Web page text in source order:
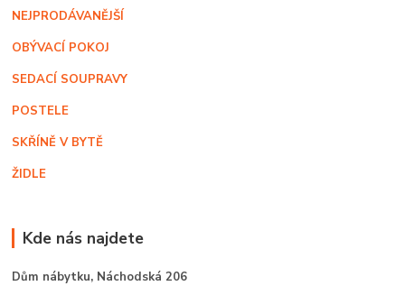
NEJPRODÁVANĚJŠÍ
OBÝVACÍ POKOJ
SEDACÍ SOUPRAVY
POSTELE
SKŘÍNĚ V BYTĚ
ŽIDLE
Kde nás najdete
Dům nábytku, Náchodská 206